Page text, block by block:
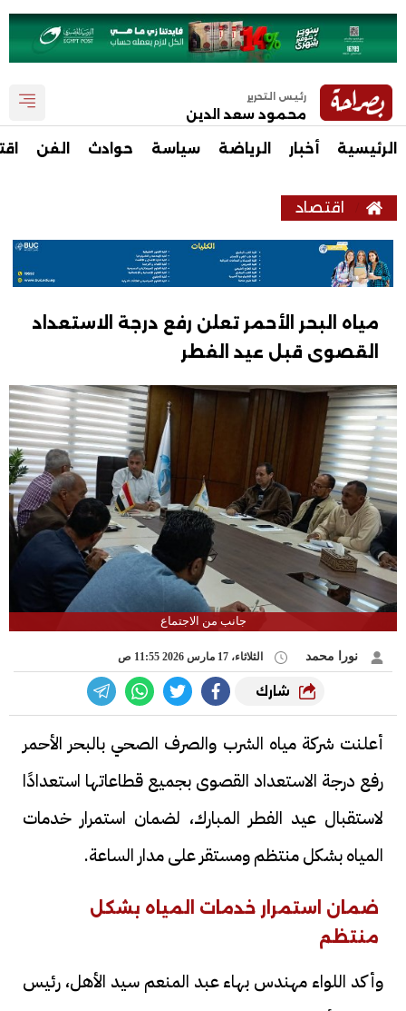
رئيس التحرير
محمود سعد الدين
الرئيسية أخبار الرياضة سياسة حوادث الفن
اقتصاد
مياه البحر الأحمر تعلن رفع درجة الاستعداد
القصوى قبل عيد الفطر
جانب من الاجتماع
نورا محمد الثلاثاء، 17 مارس 2026 11:55 ص
شارك
أعلنت شركة مياه الشرب والصرف الصحي بالبحر الأحمر
رفع درجة الاستعداد القصوى بجميع قطاعاتها استعدادًا
لاستقبال عيد الفطر المبارك، لضمان استمرار خدمات
المياه بشكل منتظم ومستقر على مدار الساعة.
ضمان استمرار خدمات المياه بشكل
منتظم
وأكد اللواء مهندس بهاء عبد المنعم سيد الأهل، رئيس